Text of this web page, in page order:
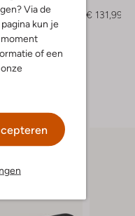
Via de
kun je
of een
€ 219,95
€ 131,99